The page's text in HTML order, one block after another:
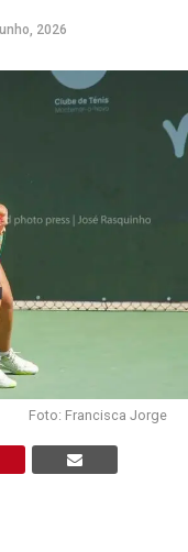
2026
Foto: Francisca Jorge